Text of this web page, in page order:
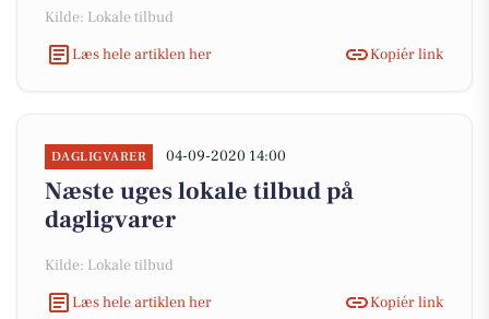
Kilde: Lokale tilbud
Læs hele artiklen her
Kopiér link
DAGLIGVARER 04-09-2020 14:00
Næste uges lokale tilbud på
dagligvarer
Kilde: Lokale tilbud
Læs hele artiklen her
Kopiér link